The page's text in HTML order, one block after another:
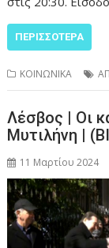
ΠΕΡΙΣΣΌΤΕΡΑ
ΚΟΙΝΩΝΙΚΑ
Λέσβος | Οι
Μυτιλήνη |
11 Μαρτίου 2024